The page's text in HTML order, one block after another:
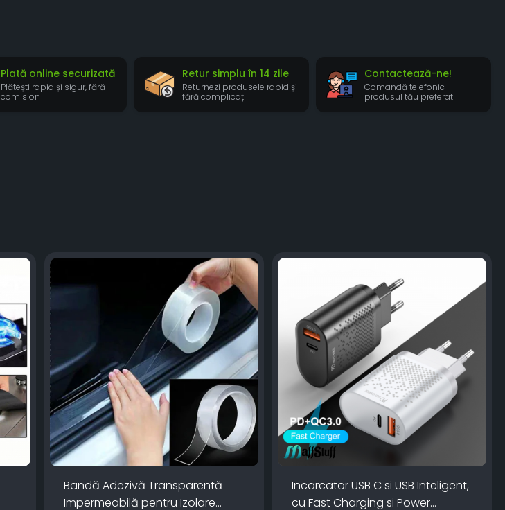
Plată online securizată
Plătești rapid și sigur, fără
comision
Retur simplu în 14 zile
Returnezi produsele rapid și
fără complicații
Contactează-ne!
Comandă telefonic
produsul tău preferat
Bandă Adezivă Transparentă
Impermeabilă pentru Izolare
Incarcator USB C si USB Inteligent,
cu Fast Charging si Power